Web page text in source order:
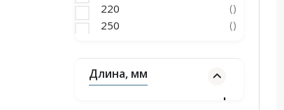
220
()
250
()
Длина, мм